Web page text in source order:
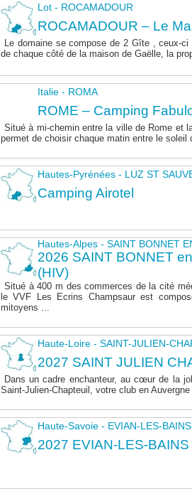
Lot - ROCAMADOUR
ROCAMADOUR – Le
Le domaine se compose de 2 Gîte , ceux-
de chaque côté de la maison de Gaëlle, la
Italie - ROMA
ROME – Camping
Situé à mi-chemin entre la ville de Rome et
permet de choisir chaque matin entre le soleil
Hautes-Pyrénées - LUZ ST
Camping Airotel
Hautes-Alpes - SAINT BONNET
2026 SAINT BONNET
(HIV)
Situé à 400 m des commerces de la cité
le VVF Les Ecrins Champsaur est
mitoyens ...
Haute-Loire - SAINT-JULIEN-
2027 SAINT JULIEN
Dans un cadre enchanteur, au cœur de la
Saint-Julien-Chapteuil, votre club en
Haute-Savoie - EVIAN-LES-BAINS
2027 EVIAN-LES-BAINS